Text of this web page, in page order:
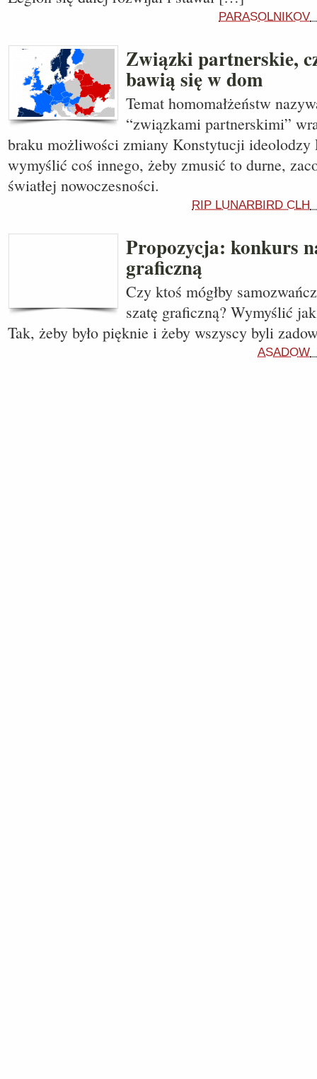
PARASOLNIKOV
Związki partnerskie,
bawią się w dom
Temat homomałżeństw
“związkami partnerskimi”
braku możliwości zmiany Konstytucji ideolodzy
wymyślić coś innego, żeby zmusić to durne,
światłej nowoczesności.
RIP LUNARBIRD CLH
Propozycja: konkurs
graficzną
Czy ktoś mógłby
szatę graficzną? Wymyślić
Tak, żeby było pięknie i żeby wszyscy byli
ASADOW